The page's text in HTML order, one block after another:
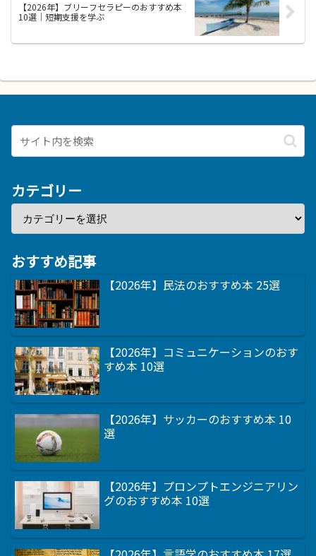
【2026年】ブリーフセラピーのおすすめ本
10選｜短期支援を学ぶ
カテゴリー
おすすめ記事
【2026年】民法のおすすめ本 25選
【2026年】コミュニケーションのおす
すめ本 10選
【2026年】サッカーのおすすめ本 10
選
【2026年】プロンプトエンジニアリン
グのおすすめ本 10選